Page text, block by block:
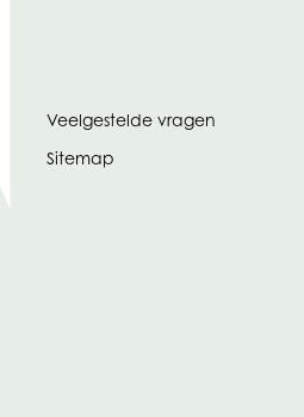
tabblad)
Veelgestelde vragen
Sitemap